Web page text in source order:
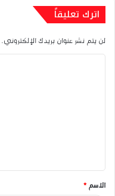
اترك تعليقاً
لن يتم نشر عنوان بريدك الإلكتروني.
ق
*
الاسم *